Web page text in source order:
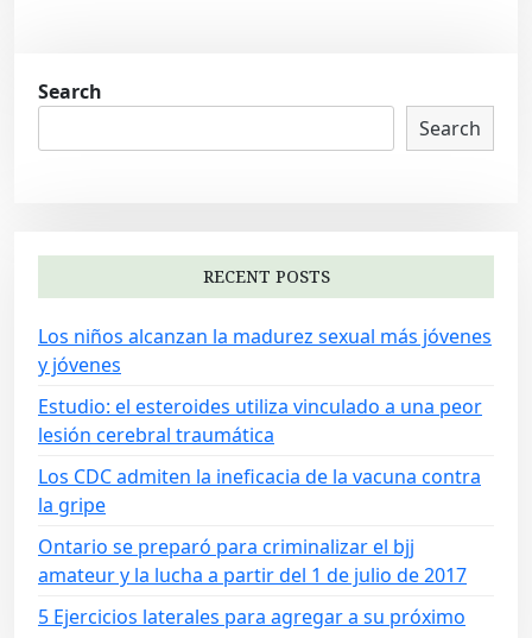
Search
Search
RECENT POSTS
Los niños alcanzan la madurez sexual más jóvenes
y jóvenes
Estudio: el esteroides utiliza vinculado a una peor
lesión cerebral traumática
Los CDC admiten la ineficacia de la vacuna contra
la gripe
Ontario se preparó para criminalizar el bjj
amateur y la lucha a partir del 1 de julio de 2017
5 Ejercicios laterales para agregar a su próximo